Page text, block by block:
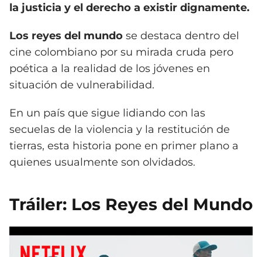
la justicia y el derecho a existir dignamente.
Los reyes del mundo se destaca dentro del
cine colombiano por su mirada cruda pero
poética a la realidad de los jóvenes en
situación de vulnerabilidad.
En un país que sigue lidiando con las
secuelas de la violencia y la restitución de
tierras, esta historia pone en primer plano a
quienes usualmente son olvidados.
Tráiler: Los Reyes del Mundo